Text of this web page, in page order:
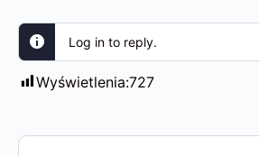
Log in to reply.
Wyświetlenia:727